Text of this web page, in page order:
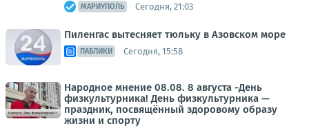
МАРИУПОЛЬ Сегодня, 21:03
Пиленгас вытесняет тюльку в Азовском море
ПАБЛИКИ Сегодня, 15:58
Народное мнение 08.08. 8 августа -День
физкультурника! День физкультурника —
праздник, посвящённый здоровому образу
жизни и спорту